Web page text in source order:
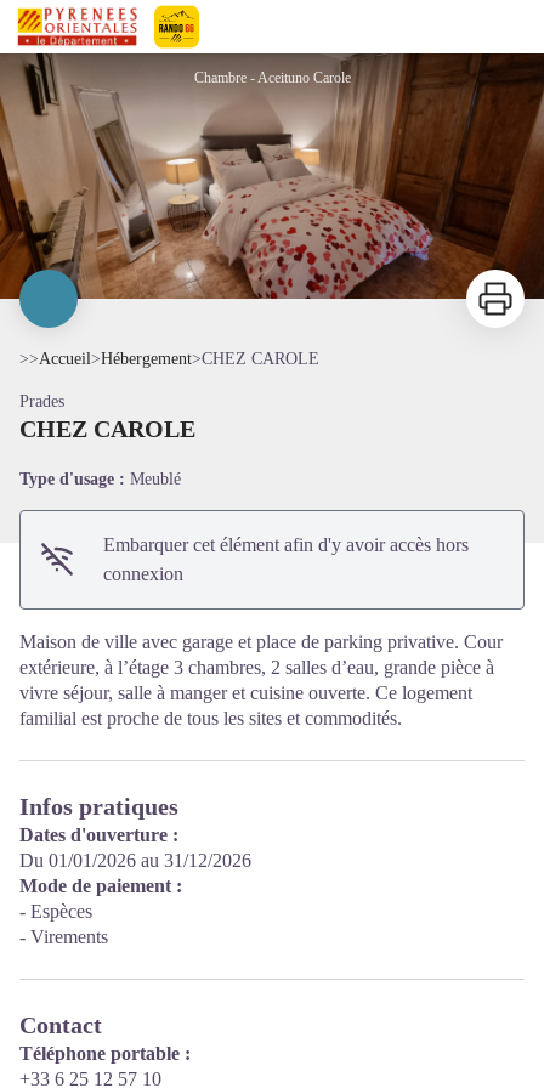
Pyrénées-Orientales Le Département
CHEZ CAROLE
Chambre - Aceituno Carole
Imprimer
>>Accueil>Hébergement>CHEZ CAROLE
Prades
CHEZ CAROLE
Type d'usage : Meublé
Embarquer cet élément afin d'y avoir accès hors
connexion
Maison de ville avec garage et place de parking privative. Cour
extérieure, à l’étage 3 chambres, 2 salles d’eau, grande pièce à
vivre séjour, salle à manger et cuisine ouverte. Ce logement
familial est proche de tous les sites et commodités.
Infos pratiques
Dates d'ouverture :
Du 01/01/2026 au 31/12/2026
Mode de paiement :
- Espèces
- Virements
Contact
Téléphone portable :
+33 6 25 12 57 10